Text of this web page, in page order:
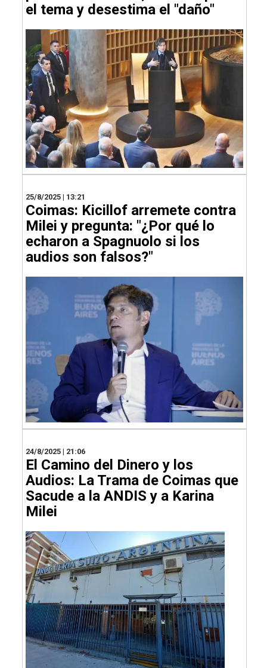
el tema y desestima el "daño"
25/8/2025 | 13:21
Coimas: Kicillof arremete contra
Milei y pregunta: "¿Por qué lo
echaron a Spagnuolo si los
audios son falsos?"
24/8/2025 | 21:06
El Camino del Dinero y los
Audios: La Trama de Coimas que
Sacude a la ANDIS y a Karina
Milei